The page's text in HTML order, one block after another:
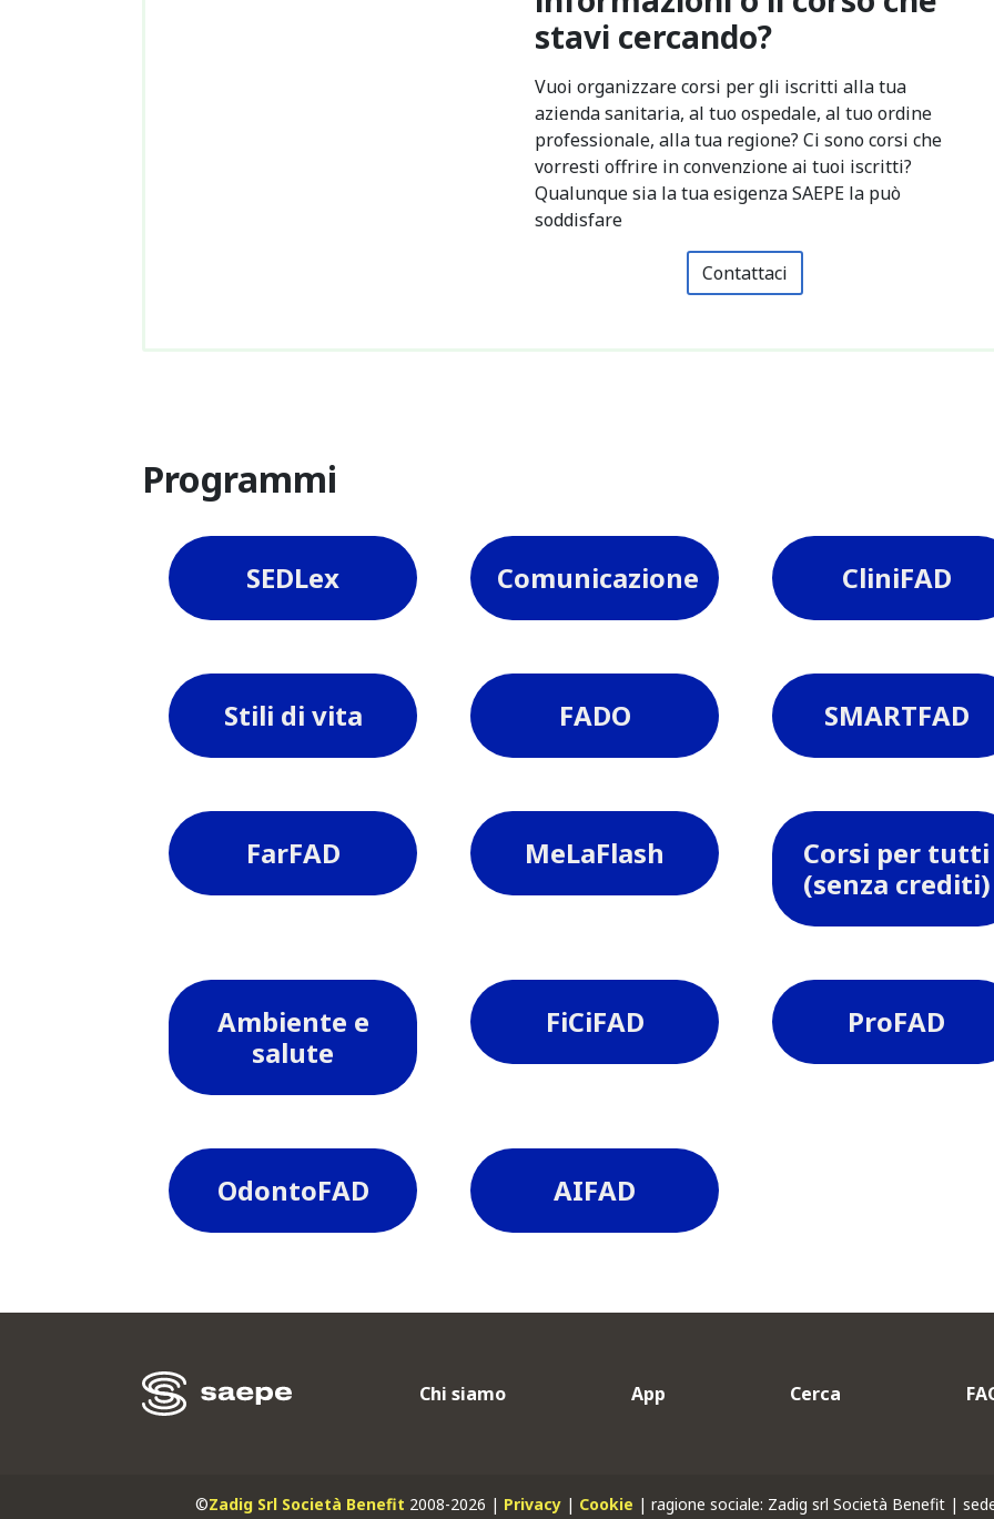
stavi cercando?
Vuoi organizzare corsi per gli iscritti alla tua
azienda sanitaria, al tuo ospedale, al tuo ordine
professionale, alla tua regione? Ci sono corsi che
vorresti offrire in convenzione ai tuoi iscritti?
Qualunque sia la tua esigenza SAEPE la può
soddisfare
Contattaci
Programmi
SEDLex Comunicazione CliniFAD
Stili di vita FADO SMARTFAD
FarFAD MeLaFlash
Corsi per tutti
(senza crediti)
Ambiente e
salute
FiCiFAD ProFAD
OdontoFAD AIFAD
Chi siamo App Cerca
©Zadig Srl Società Benefit 2008-2026 | Privacy| Cookie | ragione sociale: Zadig srl Società Benefit |